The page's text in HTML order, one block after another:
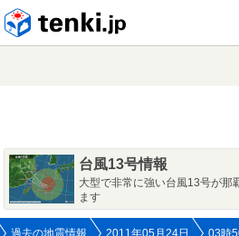
台風13号情報
大型で非常に強い台風13号が那
ます
過去の地震情報 2011年05月24日 03時